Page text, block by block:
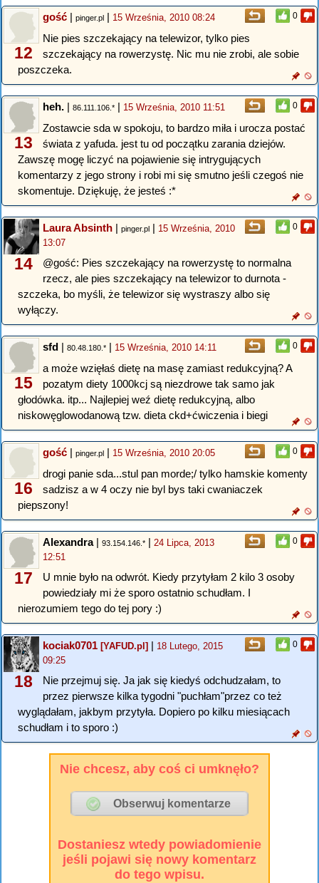
0
12
gość | pinger.pl | 15 Września, 2010 08:24
Nie pies szczekający na telewizor, tylko pies
szczekający na rowerzystę. Nic mu nie zrobi, ale sobie
poszczeka.
0
13
heh. | 86.111.106.* | 15 Września, 2010 11:51
Zostawcie sda w spokoju, to bardzo miła i urocza postać
świata z yafuda. jest tu od początku zarania dziejów.
Zawszę mogę liczyć na pojawienie się intrygujących
komentarzy z jego strony i robi mi się smutno jeśli czegoś nie
skomentuje. Dziękuję, że jesteś :*
0
14
Laura Absinth | pinger.pl | 15 Września, 2010
13:07
@gość: Pies szczekający na rowerzystę to normalna
rzecz, ale pies szczekający na telewizor to durnota -
szczeka, bo myśli, że telewizor się wystraszy albo się
wyłączy.
0
15
sfd | 80.48.180.* | 15 Września, 2010 14:11
a może wzięłaś dietę na masę zamiast redukcyjną? A
pozatym diety 1000kcj są niezdrowe tak samo jak
głodówka. itp... Najlepiej weź dietę redukcyjną, albo
niskowęglowodanową tzw. dieta ckd+ćwiczenia i biegi
0
16
gość | pinger.pl | 15 Września, 2010 20:05
drogi panie sda...stul pan morde;/ tylko hamskie komenty
sadzisz a w 4 oczy nie byl bys taki cwaniaczek
piepszony!
0
17
Alexandra| 93.154.146.* | 24 Lipca, 2013
12:51
U mnie było na odwrót. Kiedy przytyłam 2 kilo 3 osoby
powiedziały mi że sporo ostatnio schudłam. I
nierozumiem tego do tej pory :)
0
18
kociak0701 [YAFUD.pl] | 18 Lutego, 2015
09:25
Nie przejmuj się. Ja jak się kiedyś odchudzałam, to
przez pierwsze kilka tygodni "puchłam"przez co też
wyglądałam, jakbym przytyła. Dopiero po kilku miesiącach
schudłam i to sporo :)
Nie chcesz, aby coś ci umknęło?
Dostaniesz wtedy powiadomienie
jeśli pojawi się nowy komentarz
do tego wpisu.